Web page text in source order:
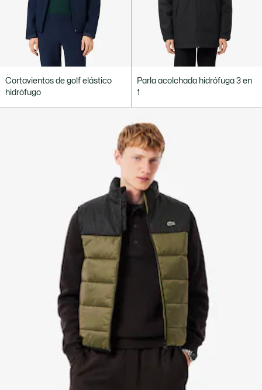
Cortavientos de golf elástico
hidrófugo
Parla acolchada hidrófuga 3 en
1